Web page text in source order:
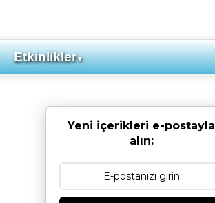
Etkinlikler▼
Yeni içerikleri e-postayla
alın: